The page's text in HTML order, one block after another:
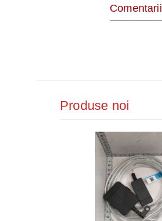
Comentarii
Produse noi